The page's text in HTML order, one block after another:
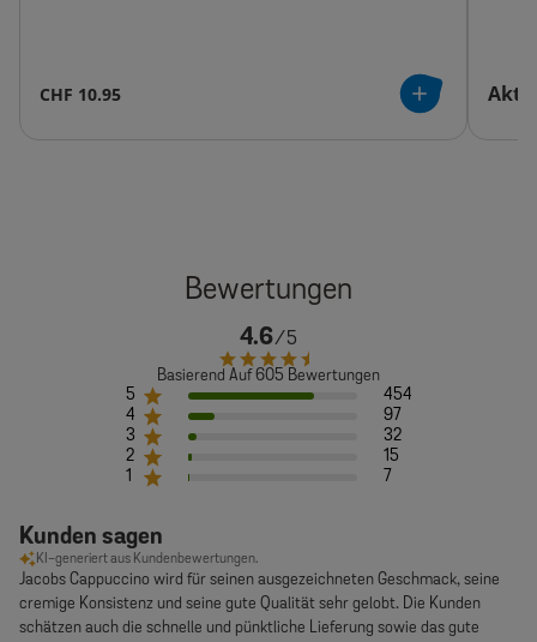
CHF 10.95
4.6
Basierend Auf 605 Bewertungen
5
454
4
97
3
32
2
15
1
7
Kunden sagen
KI-generiert aus Kundenbewertungen.
Jacobs Cappuccino wird für seinen ausgezeichneten Geschmack, seine
cremige Konsistenz und seine gute Qualität sehr gelobt. Die Kunden
schätzen auch die schnelle und pünktliche Lieferung sowie das gute